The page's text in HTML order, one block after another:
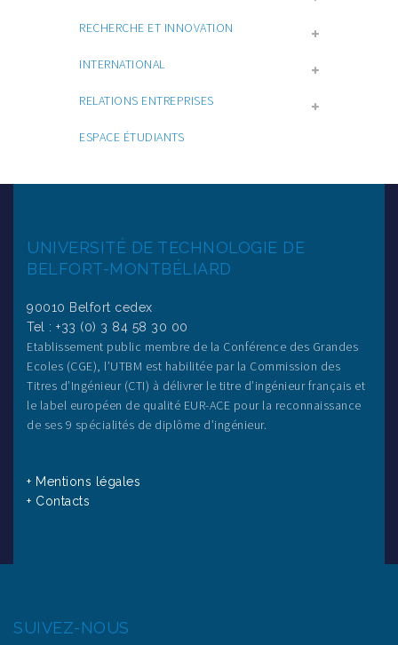
RECHERCHE ET INNOVATION
INTERNATIONAL
RELATIONS ENTREPRISES
ESPACE ÉTUDIANTS
UNIVERSITÉ DE TECHNOLOGIE DE
BELFORT-MONTBÉLIARD
90010 Belfort cedex
Tel : +33 (0) 3 84 58 30 00
Etablissement public membre de la Conférence des Grandes
Ecoles (CGE), l’UTBM est habilitée par la Commission des
Titres d’Ingénieur (CTI) à délivrer le titre d’ingénieur français et
le label européen de qualité EUR-ACE pour la reconnaissance
de ses 9 spécialités de diplôme d’ingénieur.
+ Mentions légales
+ Contacts
SUIVEZ-NOUS